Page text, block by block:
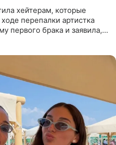
хейтерам, которые
перепалки артистка
первого брака и заявила,